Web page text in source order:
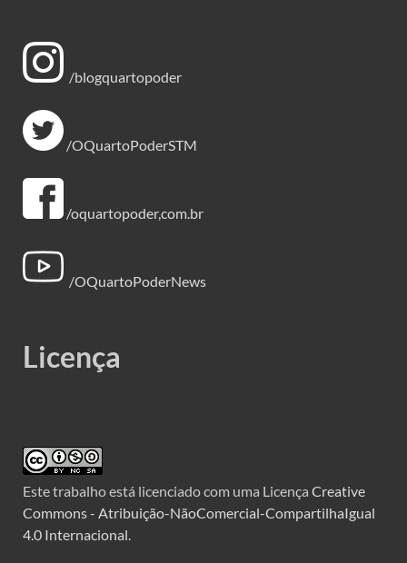
/blogquartopoder
/OQuartoPoderSTM
/oquartopoder,com.br
/OQuartoPoderNews
Licença
Este trabalho está licenciado com uma Licença Creative
Commons - Atribuição-NãoComercial-CompartilhaIgual
4.0 Internacional.